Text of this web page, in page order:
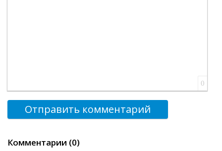
0
Отправить комментарий
Комментарии (0)